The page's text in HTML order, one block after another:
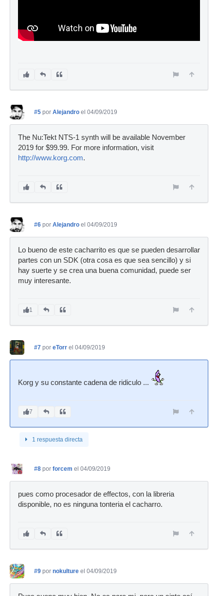
#5 por Alejandro el 04/09/2019
The Nu:Tekt NTS-1 synth will be available November
2019 for $99.99. For more information, visit
http://www.korg.com.
#6 por Alejandro el 04/09/2019
Lo bueno de este cacharrito es que se pueden desarrollar
partes con un SDK (otra cosa es que sea sencillo) y si
hay suerte y se crea una buena comunidad, puede ser
muy interesante.
1
#7 por eTorr el 04/09/2019
Korg y su constante cadena de ridiculo ...
7
1 respuesta directa
#8 por forcem el 04/09/2019
pues como procesador de effectos, con la libreria
disponible, no es ninguna tonteria el cacharro.
#9 por nokulture el 04/09/2019